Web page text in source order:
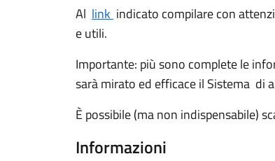
Al link indicato compilare con
e utili.
Importante: più sono complete le
sarà mirato ed efficace il Sistema di
È possibile (ma non indispensabile)
Informazioni